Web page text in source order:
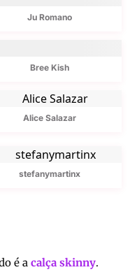
Ju Romano
Bree Kish
Alice Salazar
stefanymartinx
é a calça skinny.